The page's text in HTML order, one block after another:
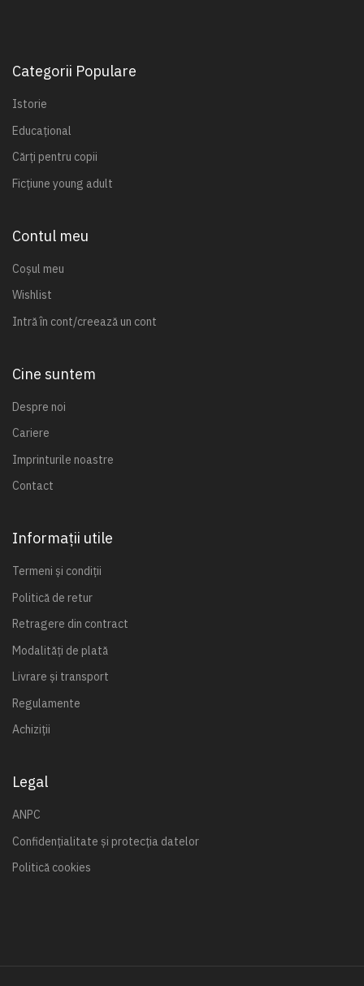
Categorii Populare
Istorie
Educațional
Cărți pentru copii
Ficțiune young adult
Contul meu
Coșul meu
Wishlist
Intră în cont/creează un cont
Cine suntem
Despre noi
Cariere
Imprinturile noastre
Contact
Informații utile
Termeni și condiții
Politică de retur
Retragere din contract
Modalități de plată
Livrare și transport
Regulamente
Achiziții
Legal
ANPC
Confidențialitate și protecția datelor
Politică cookies